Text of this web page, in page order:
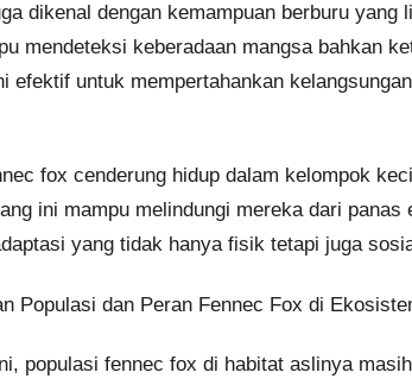
dikenal dengan kemampuan berburu
mendeteksi keberadaan mangsa bahkan
efektif untuk mempertahankan
fox cenderung hidup dalam kelompok
ini mampu melindungi mereka dari
yang tidak hanya fisik tetapi juga
Populasi dan Peran Fennec Fox di
populasi fennec fox di habitat aslinya